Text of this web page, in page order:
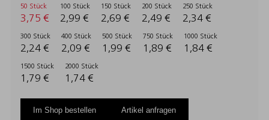
50 Stück
3,75 €
100 Stück
2,99 €
150 Stück
2,69 €
200 Stück
2,49 €
250 Stück
2,34 €
300 Stück
2,24 €
400 Stück
2,09 €
500 Stück
1,99 €
750 Stück
1,89 €
1000 Stück
1,84 €
1500 Stück
1,79 €
2000 Stück
1,74 €
Im Shop bestellen Artikel anfragen